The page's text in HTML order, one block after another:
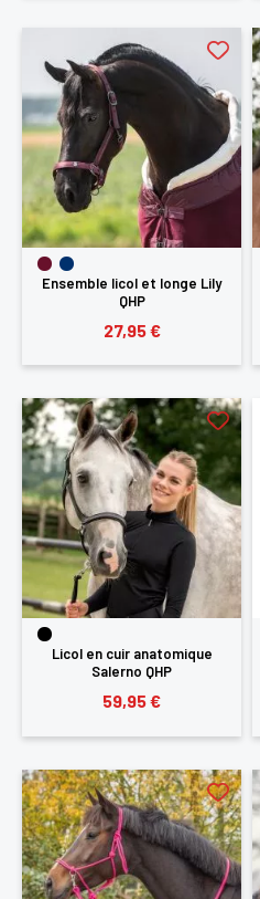
Ensemble licol et longe Lily
QHP
27,95 €
Licol en cuir anatomique
Salerno QHP
59,95 €
×
Vous devez être connecté
produits dans votre liste